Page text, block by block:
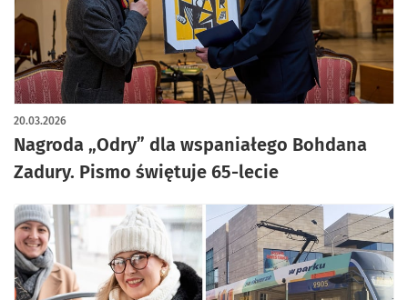
Nagroda „Odry” dla wspaniałego Bohdana
Zadury. Pismo świętuje 65-lecie
20.03.2026
artykuł z galerią zdjęć